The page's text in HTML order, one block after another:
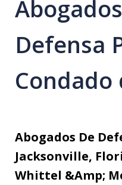
Defensa
Condado
Abogados De
Jacksonville,
Whittel &Amp;